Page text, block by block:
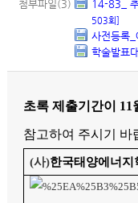
첨부파일(3) 14-83_
503회]
사전등록
학술발표
초록 제출기간이 11
참고하여 주시기 바
(사)한국태양에너지